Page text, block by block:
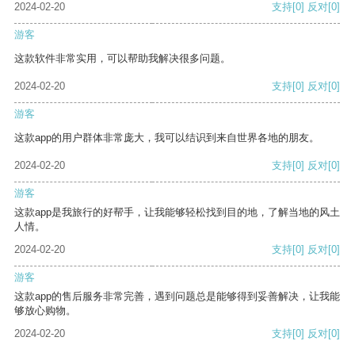
2024-02-20 支持[0] 反对[0]
游客
这款软件非常实用，可以帮助我解决很多问题。
2024-02-20 支持[0] 反对[0]
游客
这款app的用户群体非常庞大，我可以结识到来自世界各地的朋友。
2024-02-20 支持[0] 反对[0]
游客
这款app是我旅行的好帮手，让我能够轻松找到目的地，了解当地的风土
人情。
2024-02-20
支持[0] 反对[0]
游客
这款app的售后服务非常完善，遇到问题总是能够得到妥善解决，让我能
够放心购物。
2024-02-20
支持[0] 反对[0]